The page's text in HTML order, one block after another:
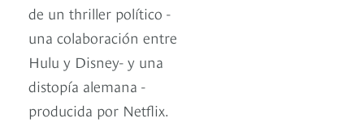
de un thriller político -
una colaboración entre
Hulu y Disney- y una
distopía alemana -
producida por Netflix.